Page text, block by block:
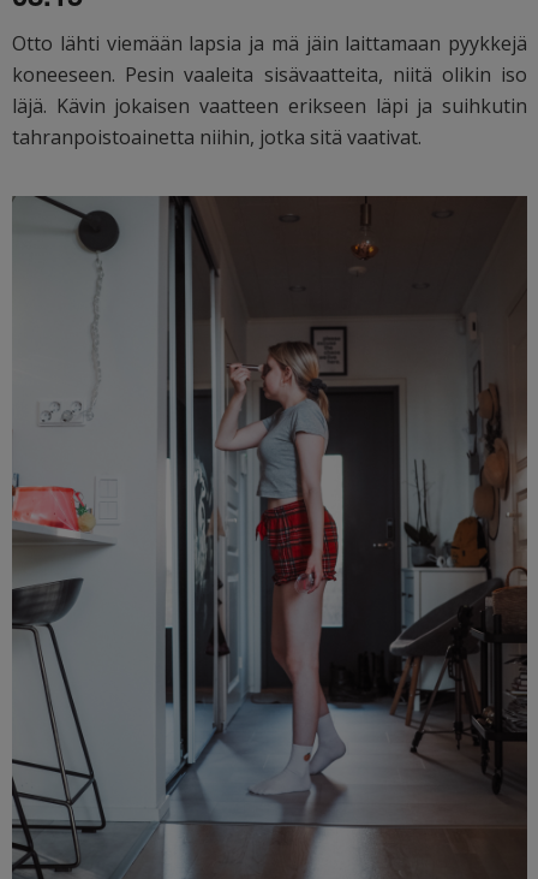
Otto lähti viemään lapsia ja mä jäin laittamaan pyykkejä
koneeseen. Pesin vaaleita sisävaatteita, niitä olikin iso
läjä. Kävin jokaisen vaatteen erikseen läpi ja suihkutin
tahranpoistoainetta niihin, jotka sitä vaativat.